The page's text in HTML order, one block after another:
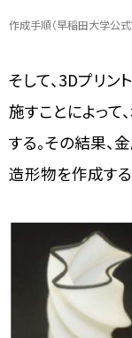
作成手順（早稲田大学公式
そして、3Dプリ
施すことによっ
する。その結果、
造形物を作成する